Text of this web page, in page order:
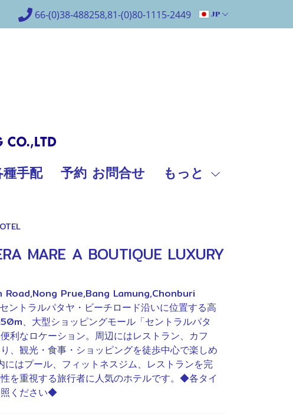
66-(0)38-488258,81-(0)80-1115-2449 JP
手配 予約 お問合せ もっと
MARE A BOUTIQUE LUXURY
Prue,Bang Lamung,Chonburi
トラルパタヤ・ビーチロード沿いに位置する高
、大型ショッピングモール「セントラルパタ
利なロケーション。周辺にはレストラン、カフ
、観光・食事・ショッピングを徒歩中心で楽しめ
はプール、フィットネスジム、レストランを完
を重視する旅行者に人気のホテルです。◆各タイ
照ください◆